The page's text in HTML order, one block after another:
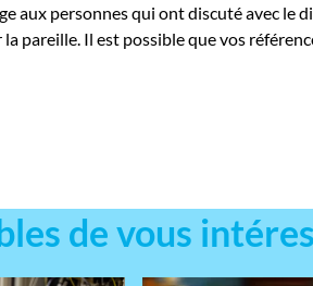
aux personnes qui ont discuté avec
pareille. Il est possible que vos
de vous